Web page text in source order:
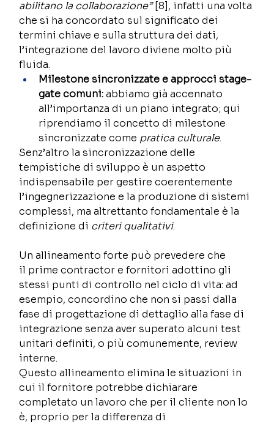
abilitano la collaborazione” [8], infatti una volta
che si ha concordato sul significato dei
termini chiave e sulla struttura dei dati,
l’integrazione del lavoro diviene molto più
fluida.
Milestone sincronizzate e approcci stage-
gate comuni: abbiamo già accennato
all’importanza di un piano integrato; qui
riprendiamo il concetto di milestone
sincronizzate come pratica culturale.
Senz’altro la sincronizzazione delle
tempistiche di sviluppo è un aspetto
indispensabile per gestire coerentemente
l’ingegnerizzazione e la produzione di sistemi
complessi, ma altrettanto fondamentale è la
definizione di criteri qualitativi.
Un allineamento forte può prevedere che
il prime contractor e fornitori adottino gli
stessi punti di controllo nel ciclo di vita: ad
esempio, concordino che non si passi dalla
fase di progettazione di dettaglio alla fase di
integrazione senza aver superato alcuni test
unitari definiti, o più comunemente, review
interne.
Questo allineamento elimina le situazioni in
cui il fornitore potrebbe dichiarare
completato un lavoro che per il cliente non lo
è, proprio per la differenza di